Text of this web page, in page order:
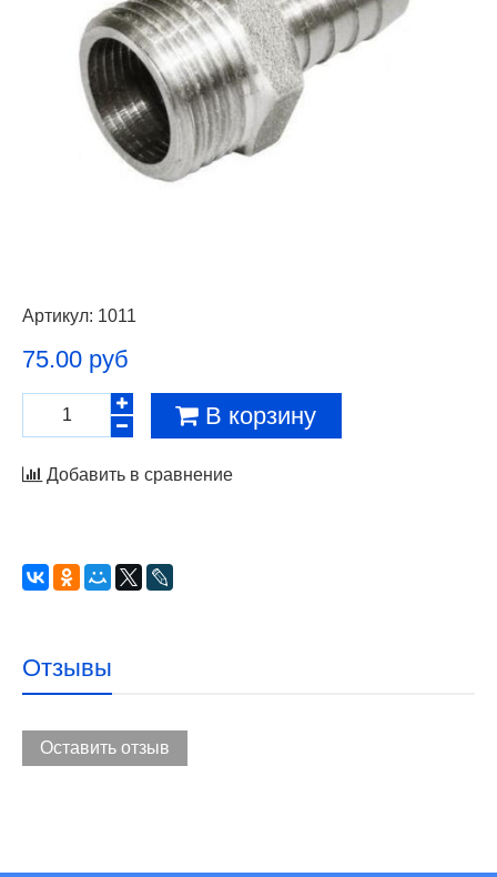
Артикул: 1011
75.00 руб
В корзину
Добавить в сравнение
Отзывы
Оставить отзыв